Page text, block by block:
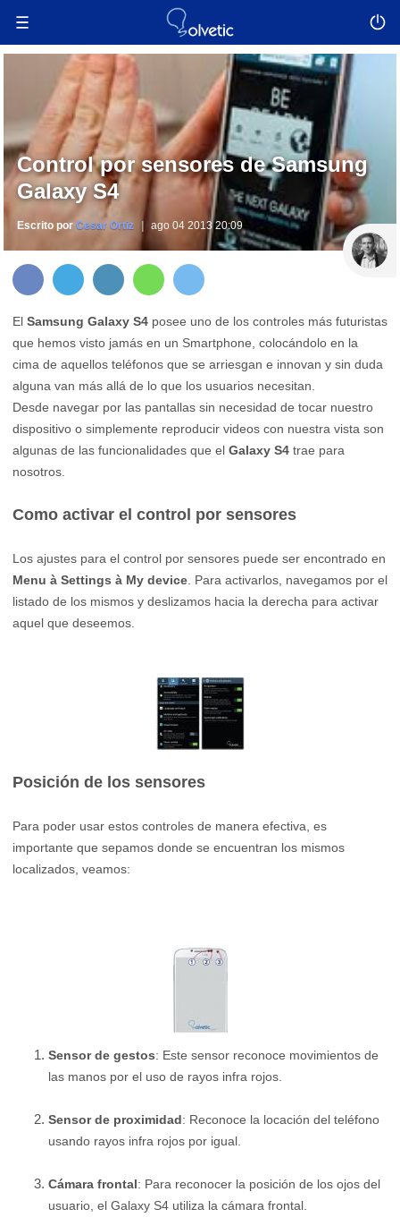
Control por sensores de Samsung
Galaxy S4
Escrito por Cesar Ortiz ago 04 2013 20:09
El Samsung Galaxy S4 posee uno de los controles más futuristas
que hemos visto jamás en un Smartphone, colocándolo en la
cima de aquellos teléfonos que se arriesgan e innovan y sin duda
alguna van más allá de lo que los usuarios necesitan.
Desde navegar por las pantallas sin necesidad de tocar nuestro
dispositivo o simplemente reproducir videos con nuestra vista son
algunas de las funcionalidades que el Galaxy S4 trae para
nosotros.
Como activar el control por sensores
Los ajustes para el control por sensores puede ser encontrado en
Menu à Settings à My device . Para activarlos, navegamos por el
listado de los mismos y deslizamos hacia la derecha para activar
aquel que deseemos.
Posición de los sensores
Para poder usar estos controles de manera efectiva, es
importante que sepamos donde se encuentran los mismos
localizados, veamos:
Sensor de gestos: Este sensor reconoce movimientos de
las manos por el uso de rayos infra rojos.
Sensor de proximidad: Reconoce la locación del teléfono
usando rayos infra rojos por igual.
Cámara frontal: Para reconocer la posición de los ojos del
usuario, el Galaxy S4 utiliza la cámara frontal.